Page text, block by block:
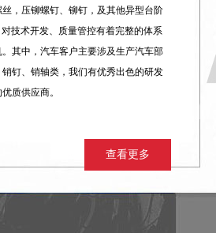
，压铆螺钉、铆钉，及其他异型台阶
技术开发、质量管控有着完整的体系
其中，汽车客户主要涉及生产汽车部
钉、销轴类，我们有优秀出色的研发
质供应商。
查看更多